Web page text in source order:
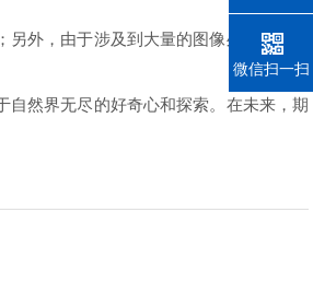
外，由于涉及到大量的图像处理工作，
然界无尽的好奇心和探索。在未来，期
微信扫一扫